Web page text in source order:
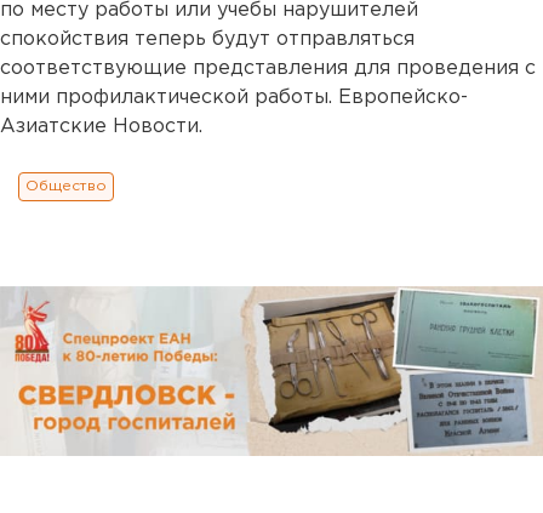
по месту работы или учебы нарушителей
спокойствия теперь будут отправляться
соответствующие представления для проведения с
ними профилактической работы. Европейско-
Азиатские Новости.
Общество